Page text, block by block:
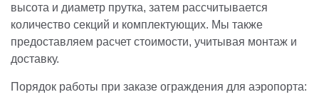
высота и диаметр прутка, затем рассчитывается
количество секций и комплектующих. Мы также
предоставляем расчет стоимости, учитывая монтаж и
доставку.
Порядок работы при заказе ограждения для аэропорта: